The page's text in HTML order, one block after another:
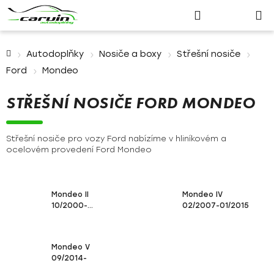
Přihlášení
košík
Autodoplňky Nosiče a boxy
Střešní nosiče
Ford
Mondeo
STŘEŠNÍ NOSIČE FORD MONDEO
Střešní nosiče pro vozy Ford nabízíme v hliníkovém a
ocelovém provedení Ford Mondeo
Mondeo II
10/2000-
Mondeo IV
02/2007-01/2015
Mondeo V
09/2014-